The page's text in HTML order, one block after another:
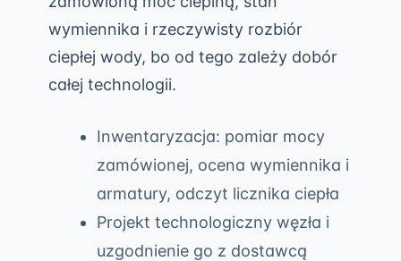
wymiennika i rzeczywisty rozbiór
ciepłej wody, bo od tego zależy dobór
całej technologii.
Inwentaryzacja: pomiar mocy
zamówionej, ocena wymiennika i
armatury, odczyt licznika ciepła
Projekt technologiczny węzła i
uzgodnienie go z dostawcą